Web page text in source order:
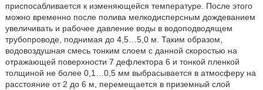
приспосабливается к изменяющейся температуре. После этого
можно временно после полива мелкодисперсным дождеванием
увеличивать и рабочее давление воды в водоподводящем
трубопроводе, поднимая до 4,5…5,0 м. Таким образом,
водовоздушная смесь тонким слоем с данной скоростью на
отражающей поверхности 7 дефлектора 6 и тонкой пленкой
толщиной не более 0,1…0,5 мм выбрасывается в атмосферу на
расстояние от 2 до 6 м, перемещается в приземный слой